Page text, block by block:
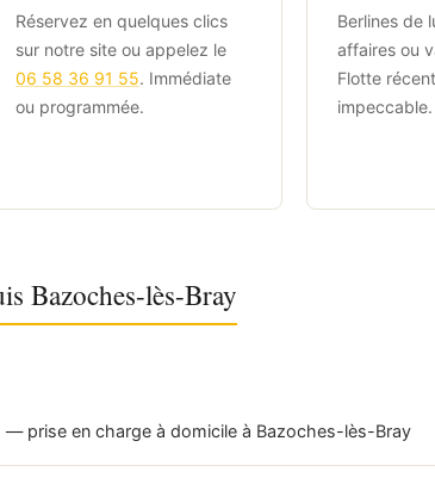
Réservez en quelques clics
sur notre site ou appelez le
06 58 36 91 55. Immédiate
ou programmée.
Berlines de
affaires ou
Flotte
impeccable.
Bazoches-lès-Bray
— prise en charge à domicile à Bazoches-lès-Bray